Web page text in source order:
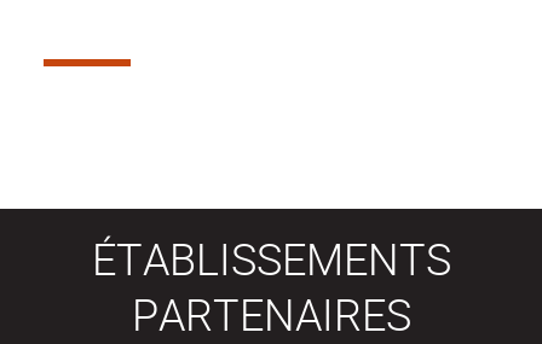
ÉTABLISSEMENTS
PARTENAIRES